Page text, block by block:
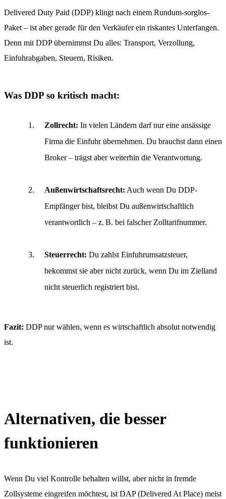
Delivered Duty Paid (DDP) klingt nach einem Rundum-sorglos-
Paket – ist aber gerade für den Verkäufer ein riskantes Unterfangen.
Denn mit DDP übernimmst Du alles: Transport, Verzollung,
Einfuhrabgaben, Steuern, Risiken.
Was DDP so kritisch macht:
Zollrecht: In vielen Ländern darf nur eine ansässige
Firma die Einfuhr übernehmen. Du brauchst dann einen
Broker – trägst aber weiterhin die Verantwortung.
Außenwirtschaftsrecht: Auch wenn Du DDP-
Empfänger bist, bleibst Du außenwirtschaftlich
verantwortlich – z. B. bei falscher Zolltarifnummer.
Steuerrecht: Du zahlst Einfuhrumsatzsteuer,
bekommst sie aber nicht zurück, wenn Du im Zielland
nicht steuerlich registriert bist.
Fazit: DDP nur wählen, wenn es wirtschaftlich absolut notwendig
ist.
Alternativen, die besser
funktionieren
Wenn Du viel Kontrolle behalten willst, aber nicht in fremde
Zollsysteme eingreifen möchtest, ist DAP (Delivered At Place) meist